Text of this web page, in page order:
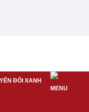
ĐỔI XANH